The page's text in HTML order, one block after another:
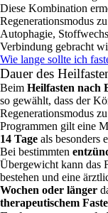
Diese Kombination
Regenerationsmodus
Autophagie,
Verbindung gebracht
Wie lange sollte ich
Dauer des
Beim Heilfasten nach
so gewählt, dass der
Regenerationsmodus
Programmen gilt eine
14 Tage als besonders
Bei bestimmten
Übergewicht kann das
bestehen und eine
Wochen oder länger
therapeutischem